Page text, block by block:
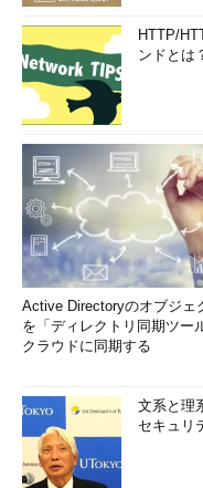
HTTP/
ンドとは
Active Directoryのオブジェ
を「ディレクトリ同期ツー
クラウドに同期する
文系と理
セキュリ